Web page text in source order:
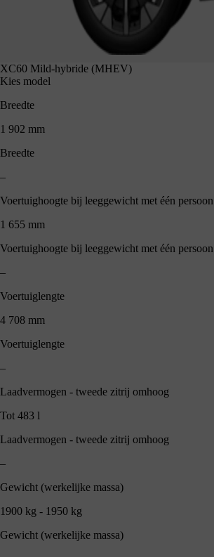
XC60 Mild-hybride (MHEV)
Kies model
Breedte
1 902 mm
Breedte
–
Voertuighoogte bij leeggewicht met één persoon
1 655 mm
Voertuighoogte bij leeggewicht met één persoon
–
Voertuiglengte
4 708 mm
Voertuiglengte
–
Laadvermogen - tweede zitrij omhoog
Tot 483 l
Laadvermogen - tweede zitrij omhoog
–
Gewicht (werkelijke massa)
1900 kg - 1950 kg
Gewicht (werkelijke massa)